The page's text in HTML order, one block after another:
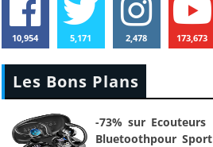
10,954 5,171 2,478 173,673
Les Bons Plans
-73% sur Ecouteurs
Bluetoothpour Sport